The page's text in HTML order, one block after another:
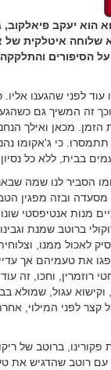
הוא יעקב
שלוחה איטלקית
הסיפורים
לפני שהגענו
זה המשיך גם
מכאן ואילך
כי ג'אקומו
בבית, ללא כל
הסביר לנו שמה
ובזה מפגין
מנות אנטיפסטי
ברוטב שמנת
ממנו,
את טעמיהם אך
רוזמרין, וחכו, זה
וקישוא עגול, שמולא
קצר לפני המילוי,
פקורינו, ברוטב של
רוטב שהדגיש את